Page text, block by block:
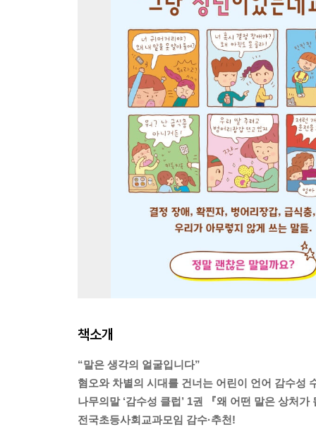
책소개
“말은 생각의 얼굴입니다”
혐오와 차별의 시대를 건너는 어린이 언어 감수성
나무의말 ‘감수성 클럽’ 1권 『왜 어떤 말은 상처가
전국초등사회교과모임 감수·추천!